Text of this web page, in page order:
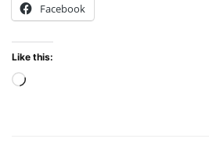
Facebook
Like this: